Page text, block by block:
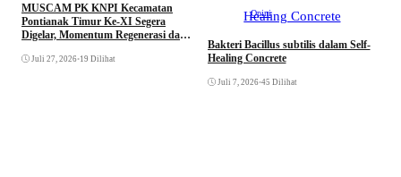
MUSCAM PK KNPI Kecamatan
Pontianak Timur Ke-XI Segera
Digelar, Momentum Regenerasi dan
Juli 27, 2026•19 Dilihat
Opini
Bakteri Bacillus subtilis dalam Self-
Healing Concrete
Juli 7, 2026•45 Dilihat